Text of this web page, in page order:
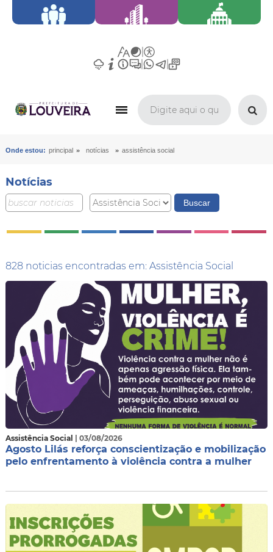
Onde estou: principal » notícias » assistência social
Notícias
828 noticias encontradas em: Assistência Social
Assistência Social | 03/08/2026
Agosto Lilás reforça conscientização e mobilização
pelo enfrentamento à violência contra a mulher